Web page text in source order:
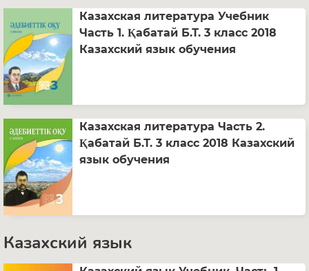
Казахская литература Учебник
Часть 1. Қабатай Б.Т. 3 класс 2018
Казахский язык обучения
Казахская литература Часть 2.
Қабатай Б.Т. 3 класс 2018 Казахский
язык обучения
Казахский язык